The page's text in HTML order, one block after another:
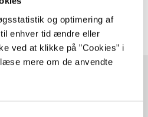
og optimering af
enhver tid ændre eller
ved at klikke på ”Cookies” i
mere om de anvendte